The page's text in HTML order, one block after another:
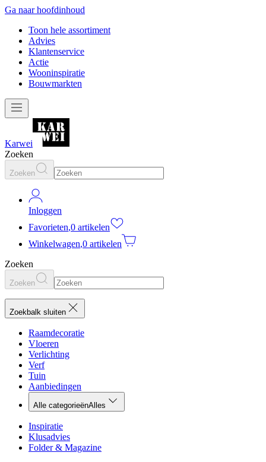
Ga naar hoofdinhoud
Toon hele assortiment
Advies
Klantenservice
Actie
Wooninspiratie
Bouwmarkten
Karwei
Zoeken
Zoeken
Inloggen
Favorieten,0 artikelen
Winkelwagen,0 artikelen
Zoeken
Zoeken
Zoekbalk sluiten
Raamdecoratie
Vloeren
Verlichting
Verf
Tuin
Aanbiedingen
Alle categorieënAlles
Inspiratie
Klusadvies
Folder & Magazine